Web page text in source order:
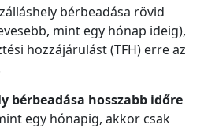
bérbeadása rövid
mint egy hónap ideig),
hozzájárulást (TFH) erre az
bérbeadása hosszabb időre
egy hónapig, akkor csak